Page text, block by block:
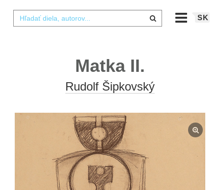
SK
Matka II.
Rudolf Šipkovský